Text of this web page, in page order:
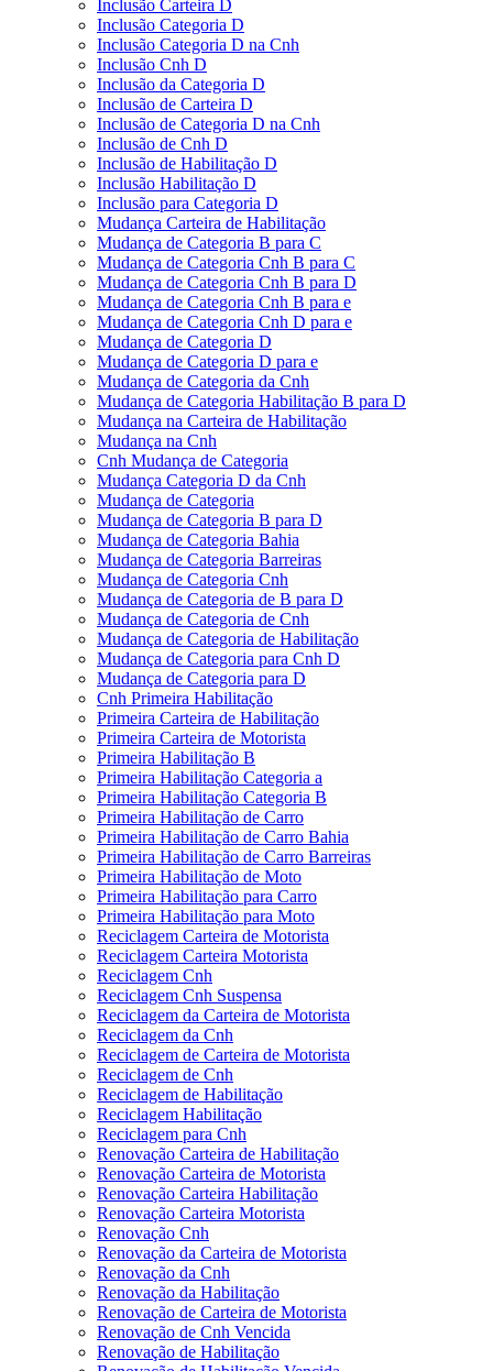
Inclusão Carteira D
Inclusão Categoria D
Inclusão Categoria D na Cnh
Inclusão Cnh D
Inclusão da Categoria D
Inclusão de Carteira D
Inclusão de Categoria D na Cnh
Inclusão de Cnh D
Inclusão de Habilitação D
Inclusão Habilitação D
Inclusão para Categoria D
Mudança Carteira de Habilitação
Mudança de Categoria B para C
Mudança de Categoria Cnh B para C
Mudança de Categoria Cnh B para D
Mudança de Categoria Cnh B para e
Mudança de Categoria Cnh D para e
Mudança de Categoria D
Mudança de Categoria D para e
Mudança de Categoria da Cnh
Mudança de Categoria Habilitação B para D
Mudança na Carteira de Habilitação
Mudança na Cnh
Cnh Mudança de Categoria
Mudança Categoria D da Cnh
Mudança de Categoria
Mudança de Categoria B para D
Mudança de Categoria Bahia
Mudança de Categoria Barreiras
Mudança de Categoria Cnh
Mudança de Categoria de B para D
Mudança de Categoria de Cnh
Mudança de Categoria de Habilitação
Mudança de Categoria para Cnh D
Mudança de Categoria para D
Cnh Primeira Habilitação
Primeira Carteira de Habilitação
Primeira Carteira de Motorista
Primeira Habilitação B
Primeira Habilitação Categoria a
Primeira Habilitação Categoria B
Primeira Habilitação de Carro
Primeira Habilitação de Carro Bahia
Primeira Habilitação de Carro Barreiras
Primeira Habilitação de Moto
Primeira Habilitação para Carro
Primeira Habilitação para Moto
Reciclagem Carteira de Motorista
Reciclagem Carteira Motorista
Reciclagem Cnh
Reciclagem Cnh Suspensa
Reciclagem da Carteira de Motorista
Reciclagem da Cnh
Reciclagem de Carteira de Motorista
Reciclagem de Cnh
Reciclagem de Habilitação
Reciclagem Habilitação
Reciclagem para Cnh
Renovação Carteira de Habilitação
Renovação Carteira de Motorista
Renovação Carteira Habilitação
Renovação Carteira Motorista
Renovação Cnh
Renovação da Carteira de Motorista
Renovação da Cnh
Renovação da Habilitação
Renovação de Carteira de Motorista
Renovação de Cnh Vencida
Renovação de Habilitação